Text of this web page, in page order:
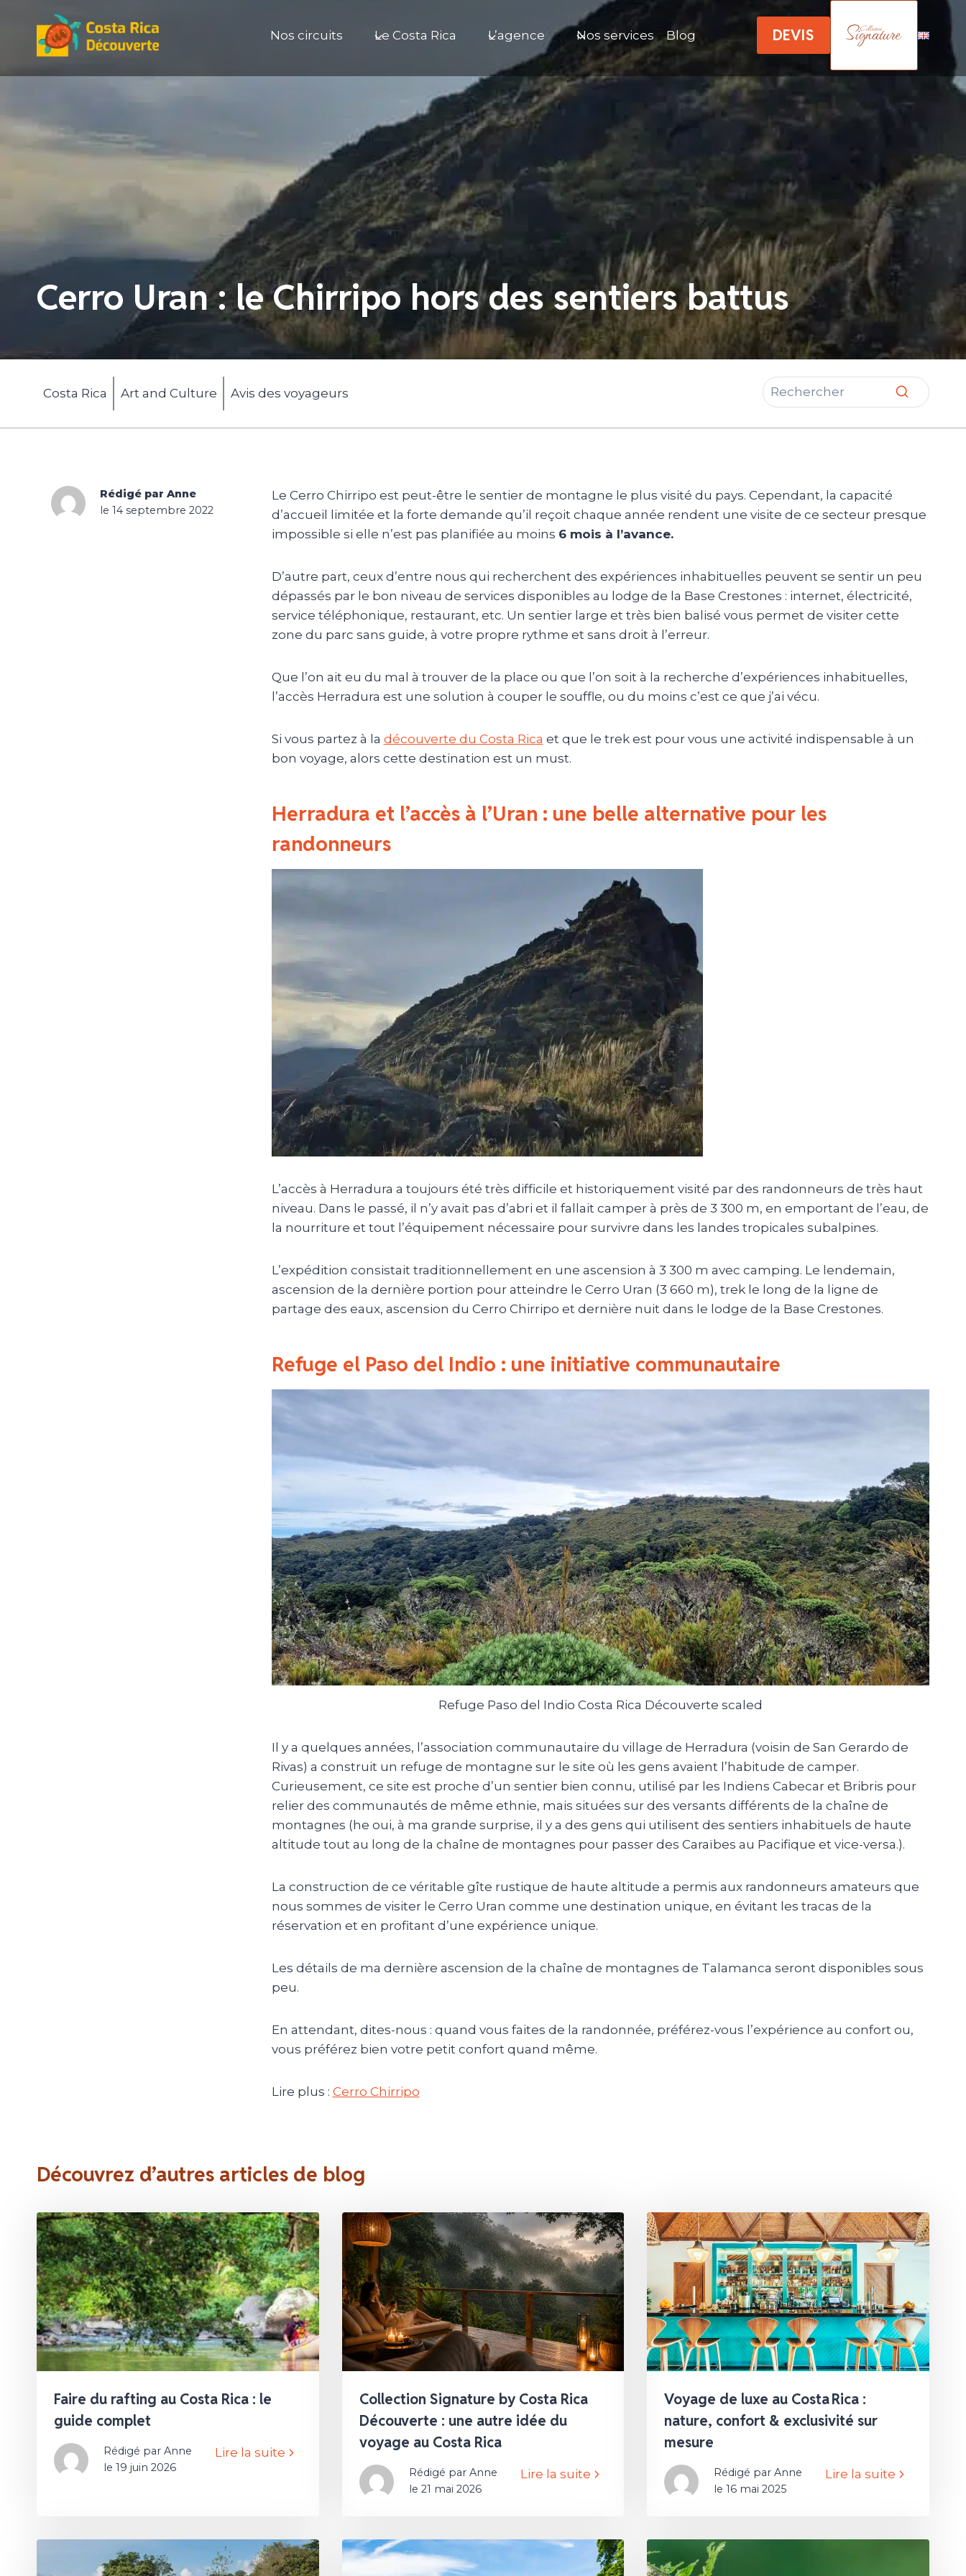
contenu
Nos circuits Le Costa Rica L’agence Nos services Blog DEVIS
Cerro Uran : le Chirripo hors des sentiers battus
Costa Rica Art and Culture Avis des voyageurs
Rédigé par Anne
le 14 septembre 2022
Le Cerro Chirripo est peut-être le sentier de montagne le plus visité du pays. Cependant, la capacité
d’accueil limitée et la forte demande qu’il reçoit chaque année rendent une visite de ce secteur presque
impossible si elle n’est pas planifiée au moins 6 mois à l’avance.
D’autre part, ceux d’entre nous qui recherchent des expériences inhabituelles peuvent se sentir un peu
dépassés par le bon niveau de services disponibles au lodge de la Base Crestones : internet, électricité,
service téléphonique, restaurant, etc. Un sentier large et très bien balisé vous permet de visiter cette
zone du parc sans guide, à votre propre rythme et sans droit à l’erreur.
Que l’on ait eu du mal à trouver de la place ou que l’on soit à la recherche d’expériences inhabituelles,
l’accès Herradura est une solution à couper le souffle, ou du moins c’est ce que j’ai vécu.
Si vous partez à la découverte du Costa Rica et que le trek est pour vous une activité indispensable à un
bon voyage, alors cette destination est un must.
Herradura et l’accès à l’Uran : une belle alternative pour les
randonneurs
L’accès à Herradura a toujours été très difficile et historiquement visité par des randonneurs de très haut
niveau. Dans le passé, il n’y avait pas d’abri et il fallait camper à près de 3 300 m, en emportant de l’eau, de
la nourriture et tout l’équipement nécessaire pour survivre dans les landes tropicales subalpines.
L’expédition consistait traditionnellement en une ascension à 3 300 m avec camping. Le lendemain,
ascension de la dernière portion pour atteindre le Cerro Uran (3 660 m), trek le long de la ligne de
partage des eaux, ascension du Cerro Chirripo et dernière nuit dans le lodge de la Base Crestones.
Refuge el Paso del Indio : une initiative communautaire
Refuge Paso del Indio Costa Rica Découverte scaled
Il y a quelques années, l’association communautaire du village de Herradura (voisin de San Gerardo de
Rivas) a construit un refuge de montagne sur le site où les gens avaient l’habitude de camper.
Curieusement, ce site est proche d’un sentier bien connu, utilisé par les Indiens Cabecaret Bribris pour
relier des communautés de même ethnie, mais situées sur des versants différents de la chaîne de
montagnes (he oui, à ma grande surprise, il y a des gens qui utilisent des sentiers inhabituels de haute
altitude tout au long de la chaîne de montagnes pour passer des Caraïbes au Pacifique et vice-versa.).
La construction de ce véritable gîte rustique de haute altitude a permis aux randonneurs amateurs que
nous sommes de visiter le Cerro Uran comme une destination unique, en évitant les tracas de la
réservation et en profitant d’une expérience unique.
Les détails de ma dernière ascension de la chaîne de montagnes de Talamanca seront disponibles sous
peu.
En attendant, dites-nous : quand vous faites de la randonnée, préférez-vous l’expérience au confort ou,
vous préférez bien votre petit confort quand même.
Lire plus : Cerro Chirripo
Découvrez d’autres articles de blog
Faire du rafting au Costa Rica : le
guide complet
Rédigé par Anne
le 19 juin 2026
Lire la suite
Collection Signature by Costa Rica
Découverte : une autre idée du
voyage au Costa Rica
Rédigé par Anne
le 21 mai 2026
Lire la suite
Voyage de luxe au Costa Rica :
nature, confort & exclusivité sur
mesure
Rédigé par Anne
le 16 mai 2025
Lire la suite